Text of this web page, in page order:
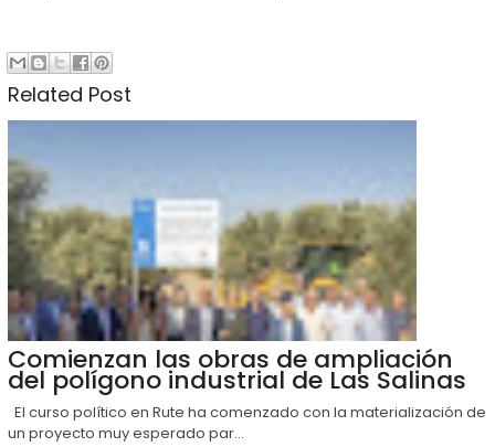
Related Post
Comienzan las obras de ampliación
del polígono industrial de Las Salinas
El curso político en Rute ha comenzado con la materialización de
un proyecto muy esperado par...